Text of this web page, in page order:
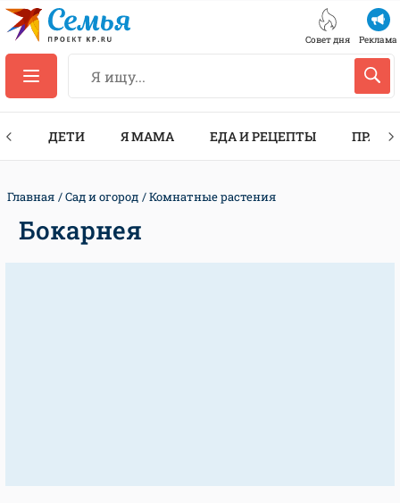
Совет дня Реклама
ДЕТИ Я МАМА ЕДА И РЕЦЕПТЫ
Главная Сад и огород Комнатные растения
Бокарнея